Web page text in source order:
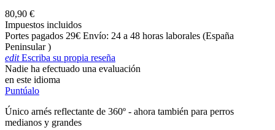
80,90 €
Impuestos incluidos
Portes pagados 29€ Envío: 24 a 48 horas laborales (España
Peninsular )
editEscriba su propia reseña
Nadie ha efectuado una evaluación
en este idioma
Puntúalo
Único arnés reflectante de 360º - ahora también para perros
medianos y grandes